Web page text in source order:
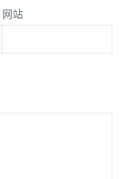
网站